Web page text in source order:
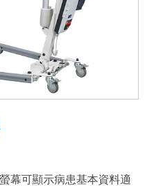
幕可顯示病患基本資料適